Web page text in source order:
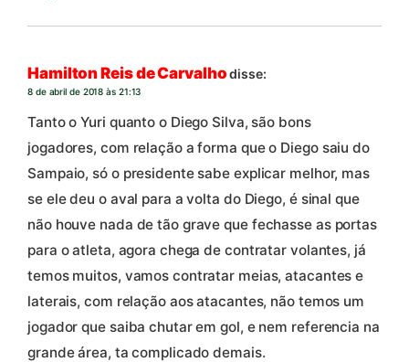
Hamilton Reis de Carvalho disse:
8 de abril de 2018 às 21:13
Tanto o Yuri quanto o Diego Silva, são bons
jogadores, com relação a forma que o Diego saiu do
Sampaio, só o presidente sabe explicar melhor, mas
se ele deu o aval para a volta do Diego, é sinal que
não houve nada de tão grave que fechasse as portas
para o atleta, agora chega de contratar volantes, já
temos muitos, vamos contratar meias, atacantes e
laterais, com relação aos atacantes, não temos um
jogador que saiba chutar em gol, e nem referencia na
grande área, ta complicado demais.